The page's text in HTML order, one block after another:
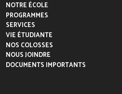
NOTRE ÉCOLE
PROGRAMMES
SERVICES
VIE ÉTUDIANTE
NOS COLOSSES
NOUS JOINDRE
DOCUMENTS IMPORTANTS